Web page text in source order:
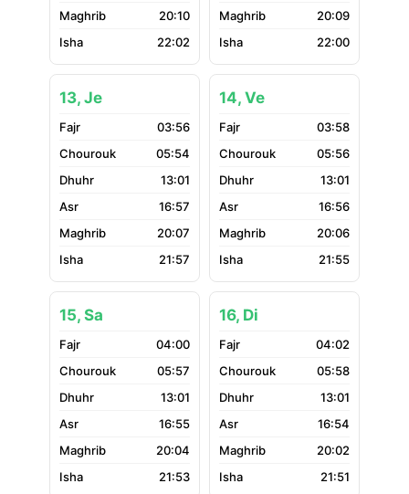
20:10
22:02
20:09
22:00
13, Je
03:56
05:54
13:01
16:57
20:07
21:57
14, Ve
03:58
05:56
13:01
16:56
20:06
21:55
15, Sa
04:00
05:57
13:01
16:55
20:04
21:53
16, Di
04:02
05:58
13:01
16:54
20:02
21:51